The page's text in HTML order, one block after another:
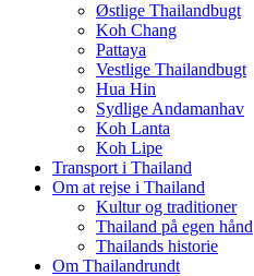
Østlige Thailandbugt
Koh Chang
Pattaya
Vestlige Thailandbugt
Hua Hin
Sydlige Andamanhav
Koh Lanta
Koh Lipe
Transport i Thailand
Om at rejse i Thailand
Kultur og traditioner
Thailand på egen hånd
Thailands historie
Om Thailandrundt